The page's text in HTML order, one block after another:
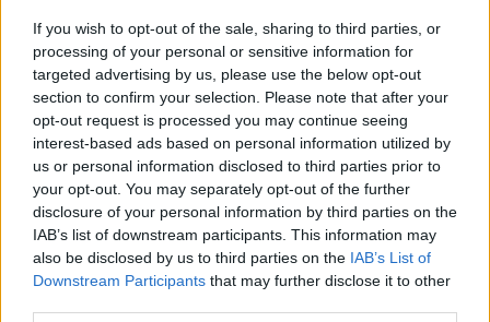
If you wish to opt-out of the sale, sharing to third parties, or
processing of your personal or sensitive information for
targeted advertising by us, please use the below opt-out
section to confirm your selection. Please note that after your
opt-out request is processed you may continue seeing
interest-based ads based on personal information utilized by
us or personal information disclosed to third parties prior to
your opt-out. You may separately opt-out of the further
disclosure of your personal information by third parties on the
IAB’s list of downstream participants. This information may
also be disclosed by us to third parties on the IAB’s List of
Downstream Participants that may further disclose it to other
Τύπου
Η Chery επενδύει 75 εκατ. δολάρια στην KG Mobility
Το FIAT 500 Hybrid τώρα από
18.990 ευρώ
Ατρόμητος και Novibet
συνεχίζουν μαζί: Ανανέωση της
συνεργασίας τους μέχρι το
2028